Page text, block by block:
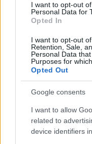
I want to opt-out
Personal Data for
Opted In
I want to opt-out
Retention, Sale,
Personal Data
Purposes for
Opted Out
Google consents
I want to allow
related to
device identifiers